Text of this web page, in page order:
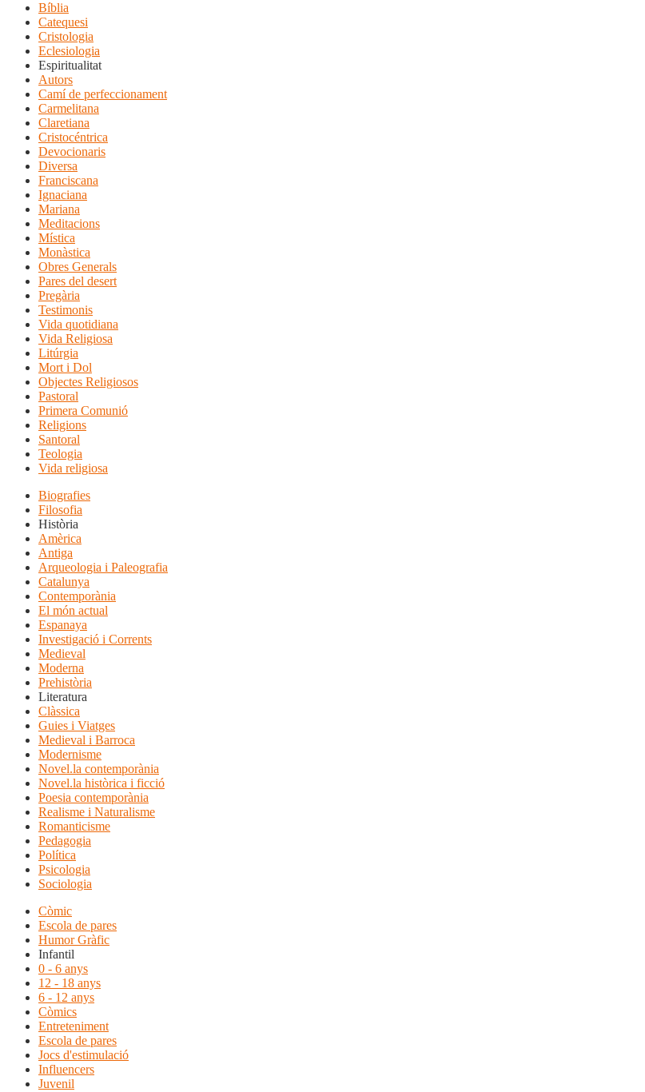
Bíblia
Catequesi
Cristologia
Eclesiologia
Espiritualitat
Autors
Camí de perfeccionament
Carmelitana
Claretiana
Cristocéntrica
Devocionaris
Diversa
Franciscana
Ignaciana
Mariana
Meditacions
Mística
Monàstica
Obres Generals
Pares del desert
Pregària
Testimonis
Vida quotidiana
Vida Religiosa
Litúrgia
Mort i Dol
Objectes Religiosos
Pastoral
Primera Comunió
Religions
Santoral
Teologia
Vida religiosa
Biografies
Filosofia
Història
Amèrica
Antiga
Arqueologia i Paleografia
Catalunya
Contemporània
El món actual
Espanaya
Investigació i Corrents
Medieval
Moderna
Prehistòria
Literatura
Clàssica
Guies i Viatges
Medieval i Barroca
Modernisme
Novel.la contemporània
Novel.la històrica i ficció
Poesia contemporània
Realisme i Naturalisme
Romanticisme
Pedagogia
Política
Psicologia
Sociologia
Còmic
Escola de pares
Humor Gràfic
Infantil
0 - 6 anys
12 - 18 anys
6 - 12 anys
Còmics
Entreteniment
Escola de pares
Jocs d'estimulació
Influencers
Juvenil